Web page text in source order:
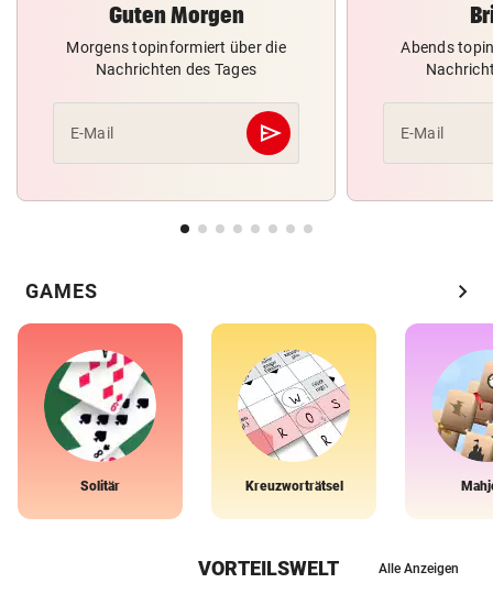
Guten Morgen
Morgens topinformiert über die
Nachrichten des Tages
E-Mail send
Abschicken
Abends
E-Mail
GAMES chevron_right
Solitär Kreuzworträtsel
VORTEILSWELT Alle Anzeigen